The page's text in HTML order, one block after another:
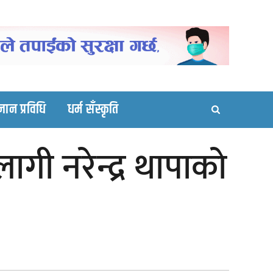
site
प्रविधि धर्म सँस्कृति
नरेन्द्र थापाकाे